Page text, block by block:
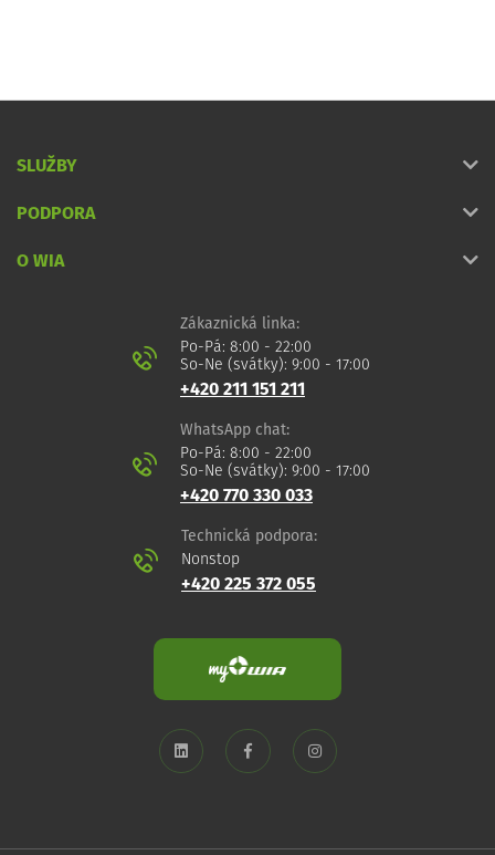
SLUŽBY
PODPORA
O WIA
Zákaznická linka:
Po-Pá: 8:00 - 22:00
So-Ne (svátky): 9:00 - 17:00
+420 211 151 211
WhatsApp chat:
Po-Pá: 8:00 - 22:00
So-Ne (svátky): 9:00 - 17:00
+420 770 330 033
Technická podpora:
Nonstop
+420 225 372 055